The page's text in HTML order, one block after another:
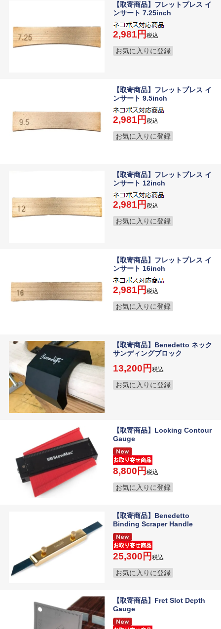
【取寄商品】フレットプレス イ
ンサート 7.25inch
2,981 税込
お気に入りに登録
【取寄商品】フレットプレス イ
ンサート 9.5inch
2,981 税込
お気に入りに登録
【取寄商品】フレットプレス イ
ンサート 12inch
2,981 税込
お気に入りに登録
【取寄商品】フレットプレス イ
ンサート 16inch
2,981 税込
お気に入りに登録
【取寄商品】Benedetto ネック
サンディングブロック
13,200 税込
お気に入りに登録
【取寄商品】Locking Contour
Gauge
8,800 税込
お気に入りに登録
【取寄商品】Benedetto
Binding Scraper Handle
25,300 税込
お気に入りに登録
【取寄商品】Fret Slot Depth
Gauge